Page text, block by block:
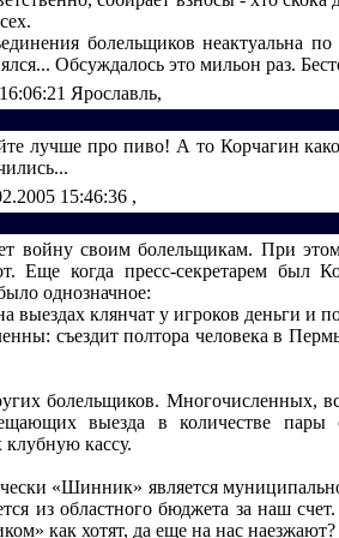
болельщиков неактуальна
Обсуждалось это мильон раз.
Ярославль,
лучше про пиво! А то Корчагин
15:46:36 ,
войну своим болельщикам. При
Еще когда пресс-секретарем был
однозначное:
выездах клянчат у игроков деньги и
съездит полтора человека в
болельщиков. Многочисленных,
выезда в количестве
кассу.
«Шинник» является
из областного бюджета за наш
как хотят, да еще на нас наезжают?